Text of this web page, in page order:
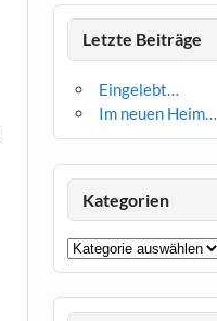
Letzte Beiträge
Eingelebt…
Im neuen Heim…
Kategorien
Kategorien